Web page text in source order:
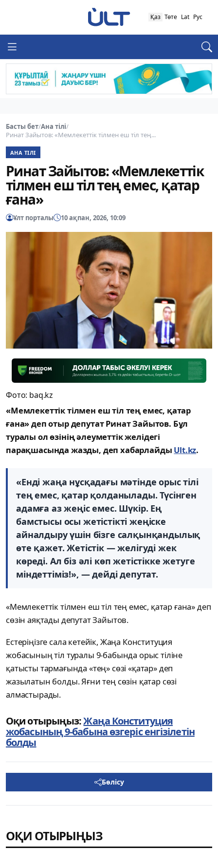
Қаз Төте Lat Рус
Басты бет/Ана тілі/
Ринат Зайытов: «Мемлекеттік тілмен еш тіл тең...
АНА ТІЛІ
Ринат Зайытов: «Мемлекеттік
тілмен еш тіл тең емес, қатар
ғана»
Ұлт порталы 10 ақпан, 2026, 10:09
Фото: baq.kz
«Мемлекеттік тілмен еш тіл тең емес, қатар
ғана» деп отыр депутат Ринат Зайытов. Бұл
туралы ол өзінің әлеуметтік желідегі
парақшасында жазды, деп хабарлайды Ult.kz.
«Енді жаңа нұсқадағы мәтінде орыс тілі
тең емес, қатар қолданылады. Түсінген
адамға аз жеңіс емес. Шүкір. Ең
бамстысы осы жетістікті жеңіске
айналдыру үшін бізге салқынқандылық
өте қажет. Жетістік — желігуді жек
көреді. Ал біз әлі көп жетістікке жетуге
міндеттіміз!», — дейді депутат.
«Мемлекеттік тілмен еш тіл тең емес, қатар ғана» деп
сөзін аяқтады депутат Зайытов.
Естеріңізге сала кетейік, Жаңа Конституция
жобасының тіл туралы 9-бабында орыс тіліне
қатысты тармағында «тең» сөзі «қатар» деп
жазылатын болды. Яғни тең сөзін қатар сөзі
алмастырады.
Оқи отырыңыз:Жаңа Конституция
жобасының 9-бабына өзгеріс енгізілетін
болды
Бөлісу
ОҚИ ОТЫРЫҢЫЗ